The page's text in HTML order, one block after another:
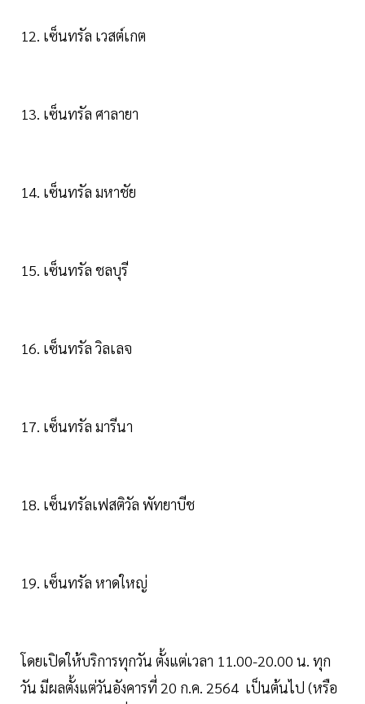
12. เซ็นทรัล เวสต์เกต
13. เซ็นทรัล ศาลายา
14. เซ็นทรัล มหาชัย
15. เซ็นทรัล ชลบุรี
16. เซ็นทรัล วิลเลจ
17. เซ็นทรัล มารีนา
18. เซ็นทรัลเฟสติวัล พัทยาบีช
19. เซ็นทรัล หาดใหญ่
โดยเปิดให้บริการทุกวัน ตั้งแต่เวลา 11.00-20.00 น. ทุก
วัน มีผลตั้งแต่วันอังคารที่ 20 ก.ค. 2564 เป็นต้นไป (หรือ